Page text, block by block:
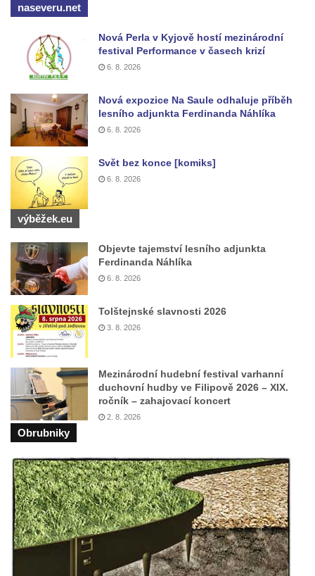
naseveru.net
Nová Perla v Kyjově hostí mezinárodní
festival Performance v časech krizí
6. 8. 2026
Nová expozice Na Saule odhaluje příběh
lesního adjunkta Ferdinanda Náhlíka
6. 8. 2026
Svět bez konce [komiks]
6. 8. 2026
výběžek.eu
Objevte tajemství lesního adjunkta
Ferdinanda Náhlíka
6. 8. 2026
Tolštejnské slavnosti 2026
3. 8. 2026
Mezinárodní hudební festival varhanní
duchovní hudby ve Filipově 2026 – XIX.
ročník – zahajovací koncert
2. 8. 2026
Obrubniky